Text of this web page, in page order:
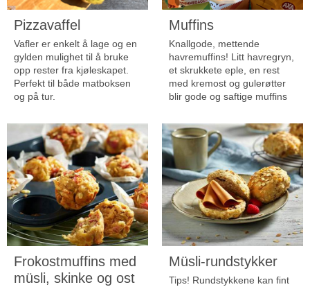
Pizzavaffel
Vafler er enkelt å lage og en
gylden mulighet til å bruke
opp rester fra kjøleskapet.
Perfekt til både matboksen
og på tur.
Muffins
Knallgode, mettende
havremuffins! Litt havregryn,
et skrukkete eple, en rest
med kremost og gulerøtter
blir gode og saftige muffins
Frokostmuffins med
müsli, skinke og ost
Müsli-rundstykker
Tips! Rundstykkene kan fint